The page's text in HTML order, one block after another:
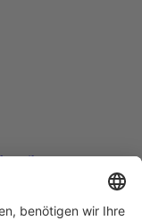
zu ihrer